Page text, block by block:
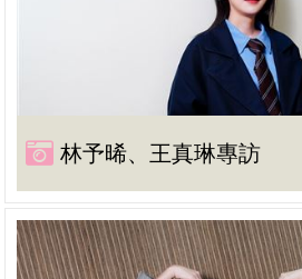
林予晞、王真琳專訪